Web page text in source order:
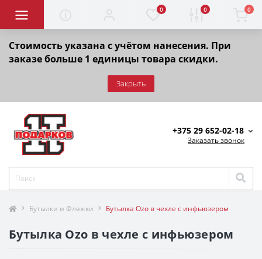
Стоимость указана с учётом нанесения. При
заказе больше 1 единицы товара скидки.
Закрыть
0 0 0
+375 29 652-02-18
Заказать звонок
Бутылки и Фляжки Бутылка Ozo в чехле c инфьюзером
Бутылка Ozo в чехле c инфьюзером